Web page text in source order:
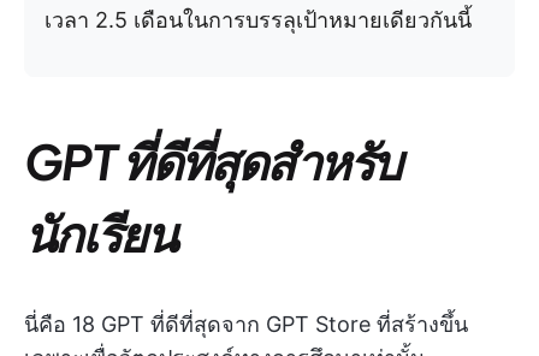
เวลา 2.5 เดือนในการบรรลุเป้าหมายเดียวกันนี้
GPT ที่ดีที่สุดสำหรับ
นักเรียน
นี่คือ 18 GPT ที่ดีที่สุดจาก GPT Store ที่สร้างขึ้น